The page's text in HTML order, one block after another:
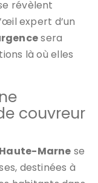
révèlent
expert d’un
sera
là où elles
couvreur
Marne se
destinées à